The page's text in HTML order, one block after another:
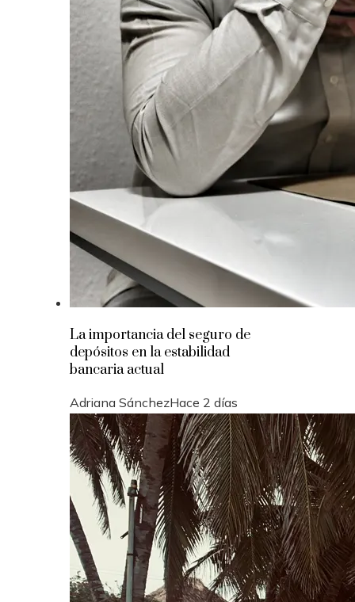
La importancia del seguro de
depósitos en la estabilidad
bancaria actual
Adriana SánchezHace 2 días